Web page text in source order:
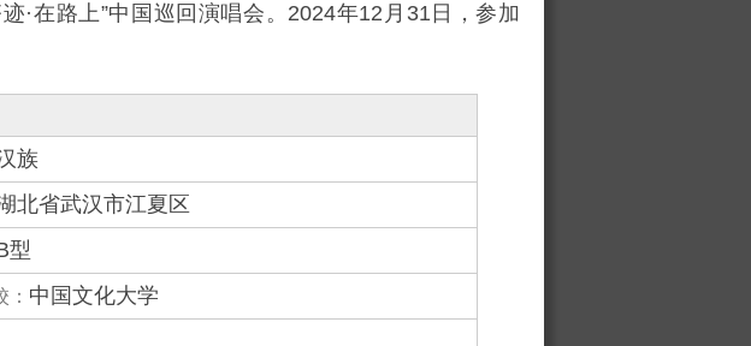
·在路上”中国巡回演唱会。2024年12月31日，参加
族
北省武汉市江夏区
型
中国文化大学